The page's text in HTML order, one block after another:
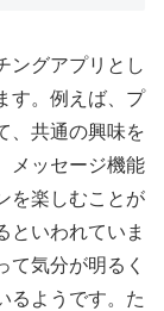
ングアプリとし
す。例えば、プ
、共通の興味を
メッセージ機能
を楽しむことが
といわれていま
て気分が明るく
るようです。た